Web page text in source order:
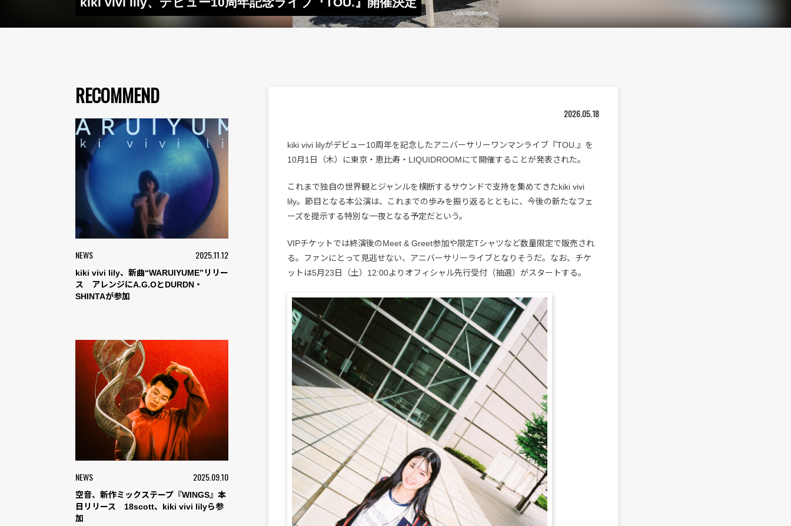
RECOMMEND
NEWS 2025.11.12
kiki vivi lily、新曲“WARUIYUME”リリー
ス アレンジにA.G.OとDURDN・
SHINTAが参加
NEWS 2025.09.10
空音、新作ミックステープ『WINGS』本
日リリース 18scott、kiki vivi lilyら参
加
2026.05.18
kiki vivi lilyがデビュー10周年を記念したアニバーサリーワンマンライブ『TOU.』を
10月1日（木）に東京・恵比寿・LIQUIDROOMにて開催することが発表された。
これまで独自の世界観とジャンルを横断するサウンドで支持を集めてきたkiki vivi
lily。節目となる本公演は、これまでの歩みを振り返るとともに、今後の新たなフェ
ーズを提示する特別な一夜となる予定だという。
VIPチケットでは終演後のMeet & Greet参加や限定Tシャツなど数量限定で販売され
る。ファンにとって見逃せない、アニバーサリーライブとなりそうだ。なお、チケ
ットは5月23日（土）12:00よりオフィシャル先行受付（抽選）がスタートする。